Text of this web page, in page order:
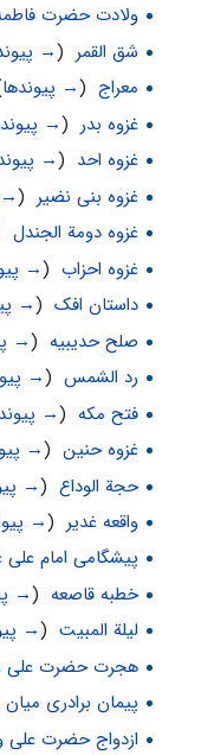
ولادت حضرت فاطمه
شق القمر (
→
معراج‏
(→ پیوندها
غزوه بدر (
→
غزوه احد (
→
غزوه بنی نضیر (
→
غزوه دومة الجندل‏
غزوه احزاب‏
(
→
داستان افک‏
(
→
صلح حديبيه‏
(
→
رد الشمس‏
(
→
فتح مکه‏
(
→
غزوه حنین‏
(
→
حجة الوداع‏
(
→
واقعه غدیر‏
(
→
پیشگامی امام علی
خطبه قاصعه‏
(
→
لیلة المبیت‏
(
→
هجرت حضرت علی
پیمان برادری
ازدواج حضرت علی